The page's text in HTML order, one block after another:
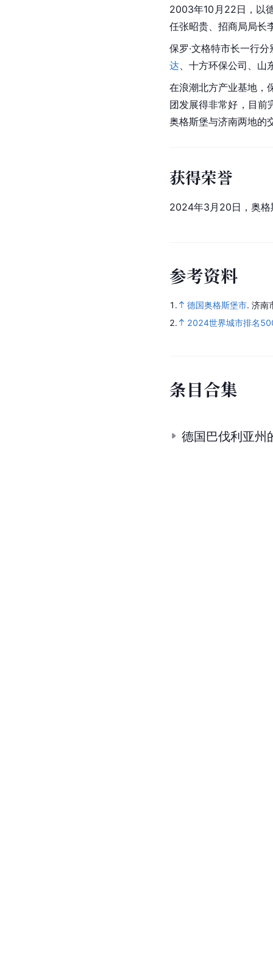
2003年10月22日，以
任张昭贵、招商局局长
保罗·文格特市长一行
达 、十方环保公司、
在浪潮北方产业基地，
团发展得非常好，目前
奥格斯堡与济南两地的
获得荣誉
2024年3月20日，奥
参考资料
1. 德国奥格斯堡市. 济南
2.
2024世界城市排名
条目合集
德国巴伐利亚州